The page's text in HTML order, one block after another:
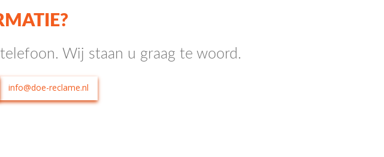
Wij staan u graag te woord.
info@doe-reclame.nl